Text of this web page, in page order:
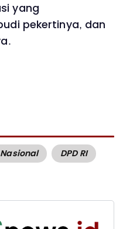
yang
pekertinya, dan
DPD RI